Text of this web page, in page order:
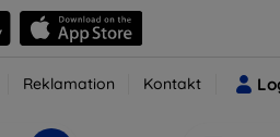
Reklamation Kontakt